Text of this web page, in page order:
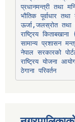
प्रधानमन्त्री तथा
भौतिक पूर्वाधार तथा
ऊर्जा,जलस्रोत तथा
सामान्य प्रशासन
नेपाल सरकारको
राष्ट्रिय योजना
ठेगाना परिवर्तन